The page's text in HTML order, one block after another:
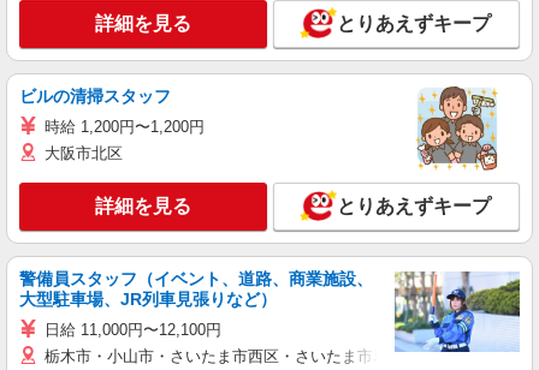
詳細を見る とりあえずキープ
ビルの清掃スタッフ
時給 1,200円〜1,200円
大阪市北区
詳細を見る とりあえずキープ
警備員スタッフ（イベント、道路、商業施設、
大型駐車場、JR列車見張りなど）
日給 11,000円〜12,100円
栃木市・小山市・さいたま市西区・さいたま市岩槻区・久喜市・蓮田